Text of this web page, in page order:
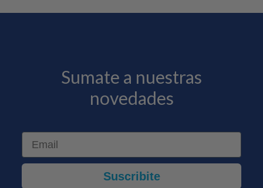
Sumate a nuestras
novedades
Email
Suscribite